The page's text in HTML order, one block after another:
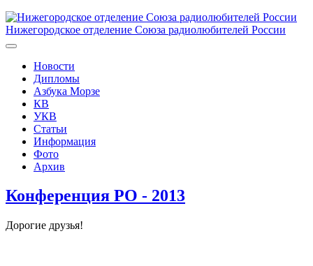
Нижегородское отделение Союза радиолюбителей России
Новости
Дипломы
Азбука Морзе
КВ
УКВ
Статьи
Информация
Фото
Архив
Конференция РО - 2013
Дорогие друзья!